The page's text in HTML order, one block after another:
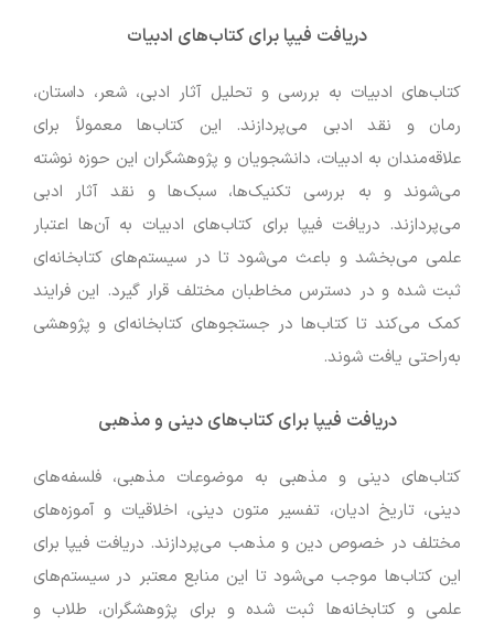
دریافت فیپا برای کتاب‌های ادبیات
کتاب‌های ادبیات به بررسی و تحلیل آثار ادبی، شعر، داستان،
رمان و نقد ادبی می‌پردازند. این کتاب‌ها معمولاً برای
علاقه‌مندان به ادبیات، دانشجویان و پژوهشگران این حوزه نوشته
می‌شوند و به بررسی تکنیک‌ها، سبک‌ها و نقد آثار ادبی
می‌پردازند. دریافت فیپا برای کتاب‌های ادبیات به آن‌ها اعتبار
علمی می‌بخشد و باعث می‌شود تا در سیستم‌های کتابخانه‌ای
ثبت شده و در دسترس مخاطبان مختلف قرار گیرد. این فرایند
کمک می‌کند تا کتاب‌ها در جستجوهای کتابخانه‌ای و پژوهشی
به‌راحتی یافت شوند.
دریافت فیپا برای کتاب‌های دینی و مذهبی
کتاب‌های دینی و مذهبی به موضوعات مذهبی، فلسفه‌های
دینی، تاریخ ادیان، تفسیر متون دینی، اخلاقیات و آموزه‌های
مختلف در خصوص دین و مذهب می‌پردازند. دریافت فیپا برای
این کتاب‌ها موجب می‌شود تا این منابع معتبر در سیستم‌های
علمی و کتابخانه‌ها ثبت شده و برای پژوهشگران، طلاب و